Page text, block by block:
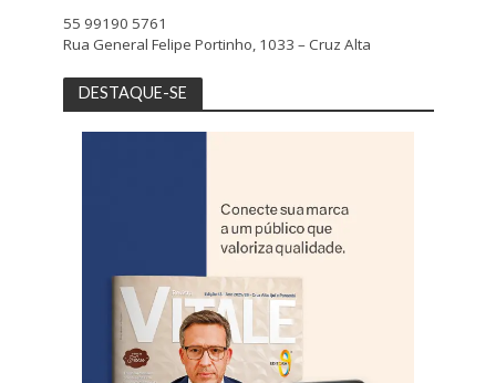
55 99190 5761
Rua General Felipe Portinho, 1033 – Cruz Alta
DESTAQUE-SE